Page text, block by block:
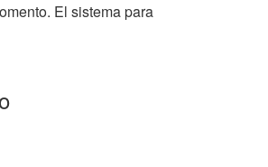
El sistema para